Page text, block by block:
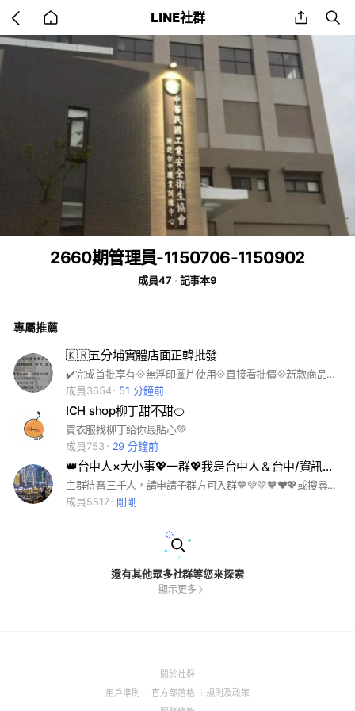
back
to
home
LINE社群 share
2660期管理員-1150706-1150902
成員47 記事本9
專屬推薦
🇰🇷五分埔實體店面正韓批發
✔️完成首批享有💠無浮印圖片使用💠直接看批價💠新款商品天天上新💠穩定到貨💠提供尺寸文案介紹💠天天上熱賣款♥️歡迎完成首批✏️專人服務line搜尋@opium168 🤍#五分埔批發#正韓#正韓服飾#批發#韓國批發#韓國#韓國女裝#韓國連線#韓國代購#東大門#韓國東大門#東大門代購#韓國東大門實拍#衣服#韓國衣服#衣服搭配#衣服代購#韓國彩妝#韓國保養#韓國精品#韓國代購
成員3654
51 分鐘前
ICH shop柳丁甜不甜🍊
買衣服找柳丁給你最貼心💚
成員753
29 分鐘前
👑台中人×大小事💖一群💖我是台中人＆台中/資訊💖台中市俱樂部夥伴聯盟逢甲北屯西屯南屯大里烏日豐原大甲
主群待審三千人，請申請子群方可入群💙💚💛🧡❤💖或搜尋🔎台中人二群💖❤🧡💛💚💙💜🤎🖤🤎💜💙💚💛🧡❤🧡💛💙💜🤎🖤🤎💜💙💚💛🧡❤台中#美食#工作#人力#٪互助交友聊天💖店家廣告💖優惠特價特賣會💖旅遊景點💖四季百貨💖台中景點💖親子景點💖大甲美食💖東勢林場麗寶樂園💖台中一中商圈豐原夜市太原夜市龍富夜市勝利夜市觀光夜市一中街旱溪夜市逢甲夜市逢甲大學台中高鐵台中火車站＃中區東區南區西區北區北屯南屯西屯＃太平大里霧峰烏日豐原后里石岡東勢和平大雅外埔大安新社潭子神岡沙鹿龍井＃梧棲清水＃高速公路清水休息站台北市新北市萬華萬華人大安中正信義木柵文山內湖南港南港人中山松山大同士林北投新北，。猴神聯邦
成員5517
剛剛
還有其他眾多社群等您來探索
顯示更多
關於社群(Open
用戶準則
(Open
官方部落格
(Open
規則及政策(Open